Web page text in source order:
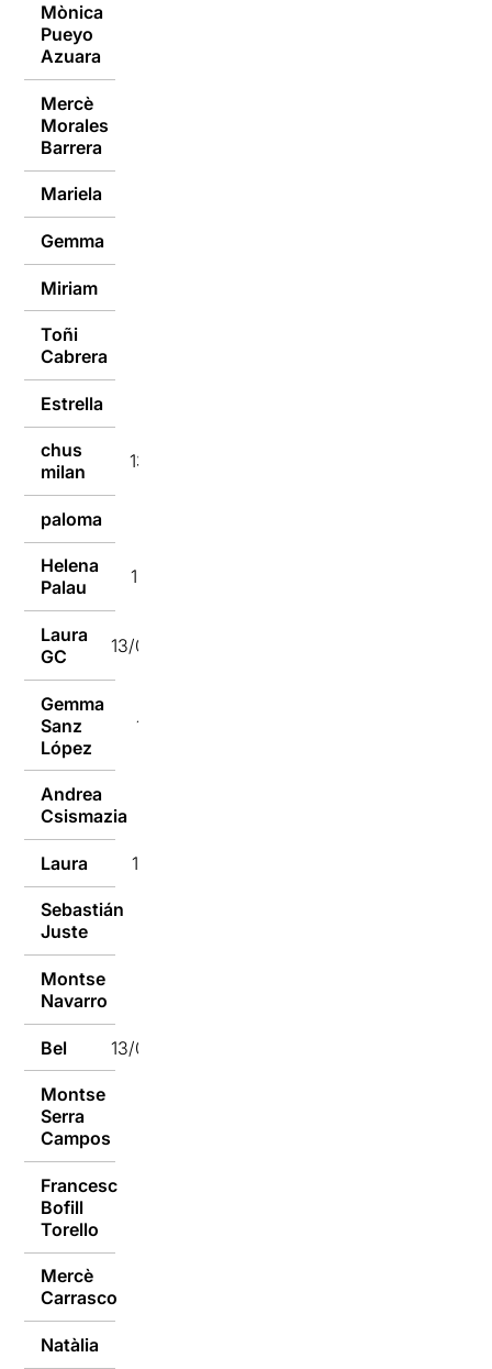
Mònica
Pueyo
Azuara
Mercè
Morales
Barrera
Mariela
Gemma
Miriam
Toñi
Cabrera
Estrella
chus
milan
13/02/2017
paloma
Helena
Palau
13/02/2017
Laura
GC
13/02/2017
Gemma
Sanz
López
13/02/2017
Andrea
Csismazia
Laura 13/02/2017
Sebastián
Juste
Montse
Navarro
Bel 13/02/2017
Montse
Serra
Campos
Francesc
Bofill
Torello
Mercè
Carrasco
Natàlia